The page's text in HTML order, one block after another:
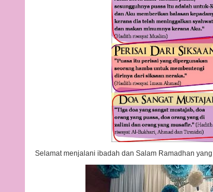
Selamat menjalani ibadah dan Salam Ramadhan